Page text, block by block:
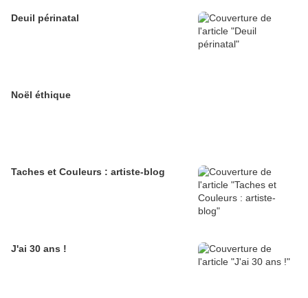
Deuil périnatal
Noël éthique
Taches et Couleurs : artiste-blog
J'ai 30 ans !